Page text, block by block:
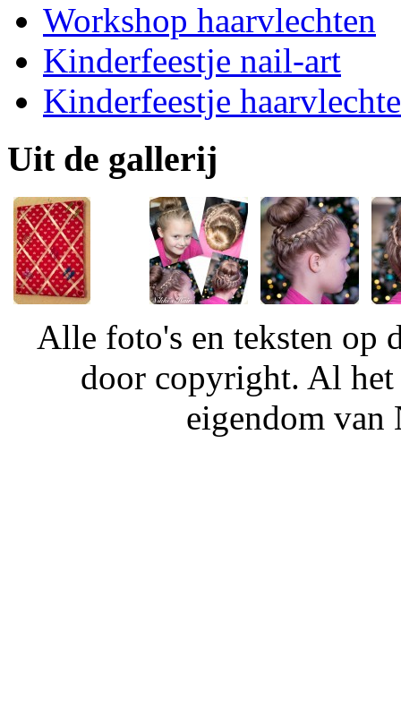
Workshop haarvlechten
Kinderfeestje nail-art
Kinderfeestje
Uit de gallerij
Alle foto's en teksten op
door copyright. Al het
eigendom